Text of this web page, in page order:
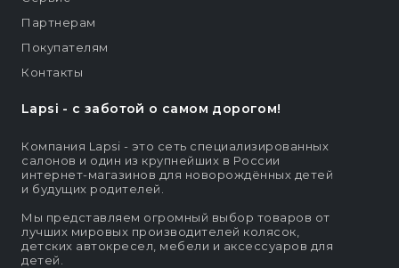
Lapsi - c заботой о самом дорогом!
Компания Lapsi - это сеть специализированных
салонов и один из крупнейших в России
интернет-магазинов для новорождённых детей
и будущих родителей.
Мы представляем огромный выбор товаров от
лучших мировых производителей колясок,
детских автокресел, мебели и аксессуаров для
детей.
Партнерам
Покупателям
Контакты